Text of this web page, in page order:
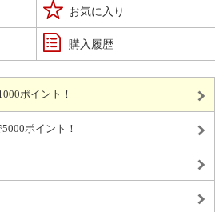
お気に入り
購入履歴
ポイント！
ポイント！